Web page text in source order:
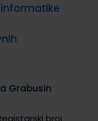
informatike
Grabusin
broj